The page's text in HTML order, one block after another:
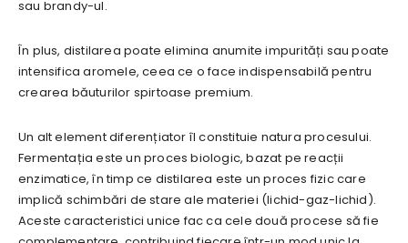
sau brandy-ul.
În plus, distilarea poate elimina anumite impurități sau poate
intensifica aromele, ceea ce o face indispensabilă pentru
crearea băuturilor spirtoase premium.
Un alt element diferențiator îl constituie natura procesului.
Fermentația este un proces biologic, bazat pe reacții
enzimatice, în timp ce distilarea este un proces fizic care
implică schimbări de stare ale materiei (lichid-gaz-lichid).
Aceste caracteristici unice fac ca cele două procese să fie